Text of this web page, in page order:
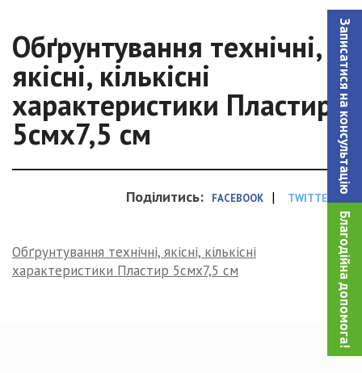
Записатися на консультацiю
Благодійна допомога!
Обґрунтування технічні,
якісні, кількісні
характеристики Пластир
5смх7,5 см
Поділитись: FACEBOOK | TWITTER
Обґрунтування технічні, якісні, кількісні
характеристики Пластир 5смх7,5 см